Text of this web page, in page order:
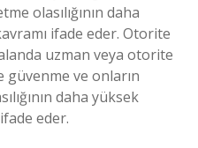
olasılığının daha
ifade eder. Otorite
uzman veya otorite
ve onların
daha yüksek
eder.